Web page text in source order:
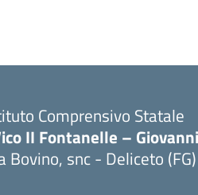
Comprensivo Statale
II Fontanelle –
Bovino, snc - Deliceto (FG)